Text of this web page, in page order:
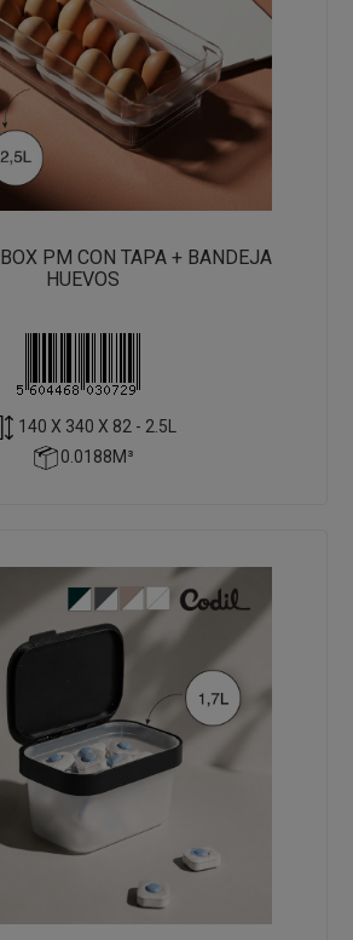
PM CON TAPA + BANDEJA
HUEVOS
140 X 340 X 82 - 2.5L
0.0188M³